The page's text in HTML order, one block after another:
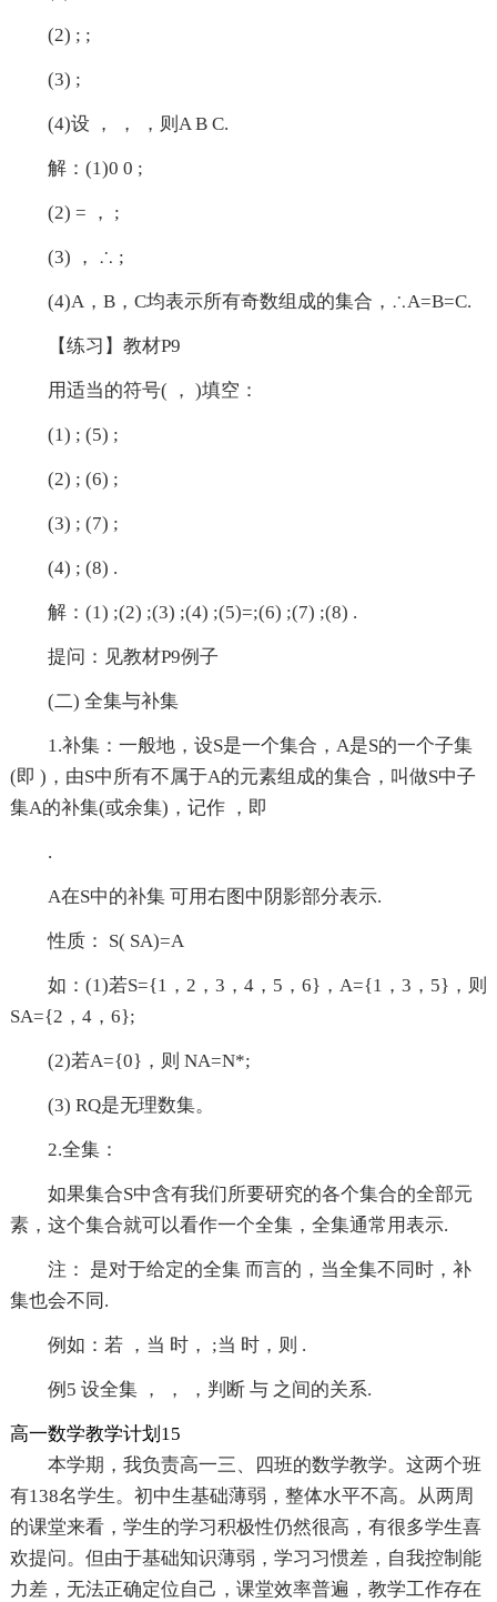
(2) ; ;
(3) ;
(4)设 ， ， ，则A B C.
解：(1)0 0 ;
(2) = ， ;
(3) ， ∴ ;
(4)A，B，C均表示所有奇数组成的集合，∴A=B=C.
【练习】教材P9
用适当的符号( ， )填空：
(1) ; (5) ;
(2) ; (6) ;
(3) ; (7) ;
(4) ; (8) .
解：(1) ;(2) ;(3) ;(4) ;(5)=;(6) ;(7) ;(8) .
提问：见教材P9例子
(二) 全集与补集
1.补集：一般地，设S是一个集合，A是S的一个子集
(即 )，由S中所有不属于A的元素组成的集合，叫做S中子
集A的补集(或余集)，记作 ，即
.
A在S中的补集 可用右图中阴影部分表示.
性质： S( SA)=A
如：(1)若S={1，2，3，4，5，6}，A={1，3，5}，则
SA={2，4，6};
(2)若A={0}，则 NA=N*;
(3) RQ是无理数集。
2.全集：
如果集合S中含有我们所要研究的各个集合的全部元
素，这个集合就可以看作一个全集，全集通常用表示.
注： 是对于给定的全集 而言的，当全集不同时，补
集也会不同.
例如：若 ，当 时， ;当 时，则 .
例5 设全集 ， ， ，判断 与 之间的关系.
高一数学教学计划15
本学期，我负责高一三、四班的数学教学。这两个班
有138名学生。初中生基础薄弱，整体水平不高。从两周
的课堂来看，学生的学习积极性仍然很高，有很多学生喜
欢提问。但由于基础知识薄弱，学习习惯差，自我控制能
力差，无法正确定位自己，课堂效率普遍，教学工作存在